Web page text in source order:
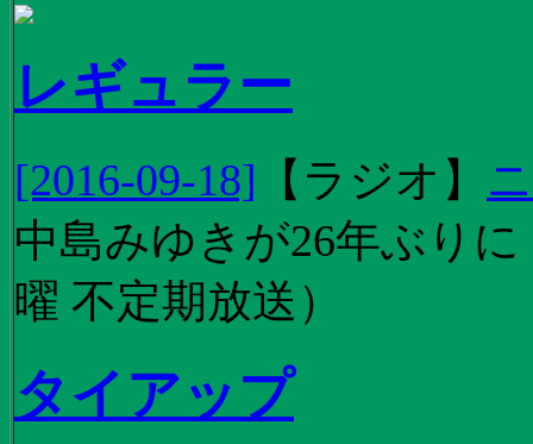
レギュラー
[2016-09-18] 【 ラジオ 】
中島みゆきが26年ぶり
曜 不定期放送）
タイアップ